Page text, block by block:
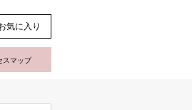
気に入り
スマップ